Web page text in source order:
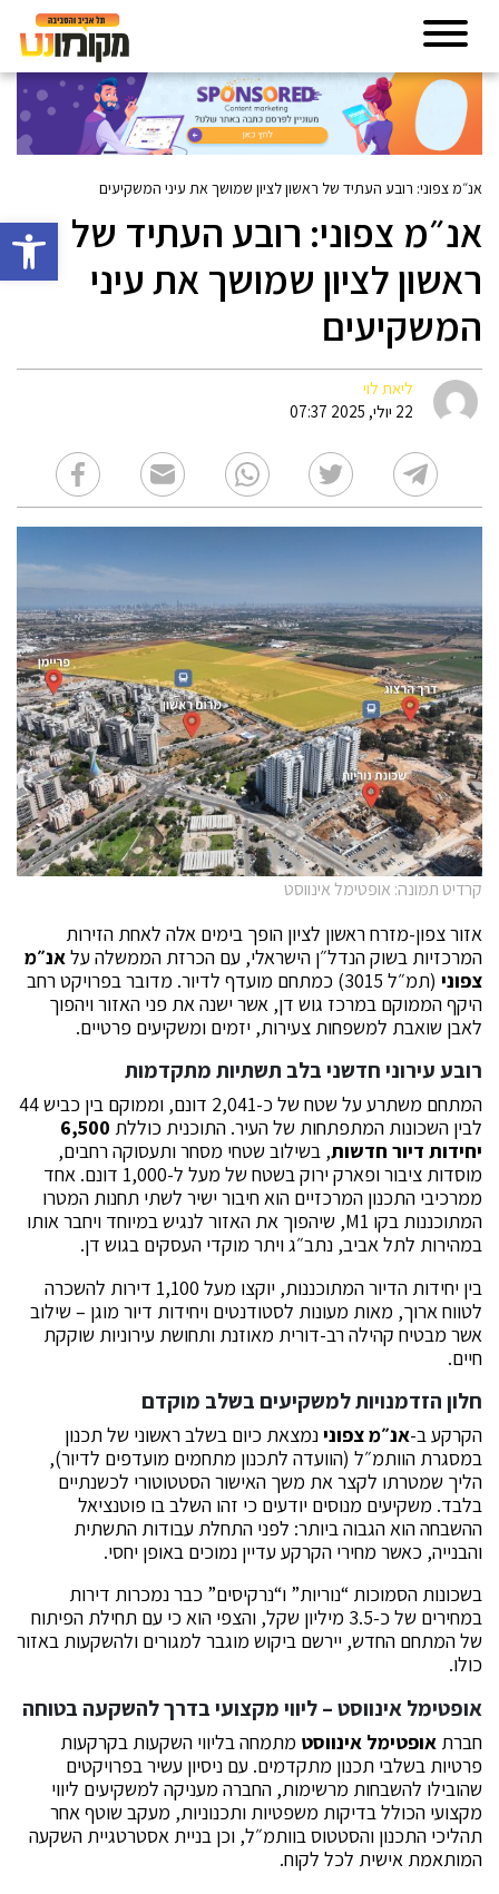
פתח
אנ״מ צפוני: רובע העתיד של ראשון לציון שמושך את עיני המשקיעים
אנ״מ צפוני: רובע העתיד של
ראשון לציון שמושך את עיני
המשקיעים
ליאת לוי
22 יולי, 2025 07:37
קרדיט תמונה: אופטימל אינווסט
אזור צפון-מזרח ראשון לציון הופך בימים אלה לאחת הזירות
המרכזיות בשוק הנדל״ן הישראלי, עם הכרזת הממשלה עלאנ״מ
צפוני
(תמ״ל 3015) כמתחם מועדף לדיור. מדובר בפרויקט רחב
היקף הממוקם במרכז גוש דן, אשר ישנה את פני האזור ויהפוך
לאבן שואבת למשפחות צעירות, יזמים ומשקיעים פרטיים.
רובע עירוני חדשני בלב תשתיות מתקדמות
המתחם משתרע על שטח של כ-2,041 דונם, וממוקם בין כביש 44
לבין השכונות המתפתחות של העיר. התוכנית כוללת 6,500
יחידות דיור חדשות, בשילוב שטחי מסחר ותעסוקה רחבים,
מוסדות ציבור ופארק ירוק בשטח של מעל ל-1,000 דונם. אחד
ממרכיבי התכנון המרכזיים הוא חיבור ישיר לשתי תחנות המטרו
המתוכננות בקו M1, שיהפוך את האזור לנגיש במיוחד ויחבר אותו
במהירות לתל אביב, נתב״ג ויתר מוקדי העסקים בגוש דן.
בין יחידות הדיור המתוכננות, יוקצו מעל 1,100 דירות להשכרה
לטווח ארוך, מאות מעונות לסטודנטים ויחידות דיור מוגן – שילוב
אשר מבטיח קהילה רב-דורית מאוזנת ותחושת עירוניות שוקקת
חיים.
חלון הזדמנויות למשקיעים בשלב מוקדם
הקרקע ב-אנ״מ צפונינמצאת כיום בשלב ראשוני של תכנון
במסגרת הוותמ״ל (הוועדה לתכנון מתחמים מועדפים לדיור),
הליך שמטרתו לקצר את משך האישור הסטטוטורי לכשנתיים
בלבד. משקיעים מנוסים יודעים כי זהו השלב בו פוטנציאל
ההשבחה הוא הגבוה ביותר: לפני התחלת עבודות התשתית
והבנייה, כאשר מחירי הקרקע עדיין נמוכים באופן יחסי.
בשכונות הסמוכות “נוריות” ו“נרקיסים” כבר נמכרות דירות
במחירים של כ-3.5 מיליון שקל, והצפי הוא כי עם תחילת הפיתוח
של המתחם החדש, יירשם ביקוש מוגבר למגורים ולהשקעות באזור
כולו.
אופטימל אינווסט – ליווי מקצועי בדרך להשקעה בטוחה
חברת אופטימל אינווסט מתמחה בליווי השקעות בקרקעות
פרטיות בשלבי תכנון מתקדמים. עם ניסיון עשיר בפרויקטים
שהובילו להשבחות מרשימות, החברה מעניקה למשקיעים ליווי
מקצועי הכולל בדיקות משפטיות ותכנוניות, מעקב שוטף אחר
תהליכי התכנון והסטטוס בוותמ״ל, וכן בניית אסטרטגיית השקעה
המותאמת אישית לכל לקוח.